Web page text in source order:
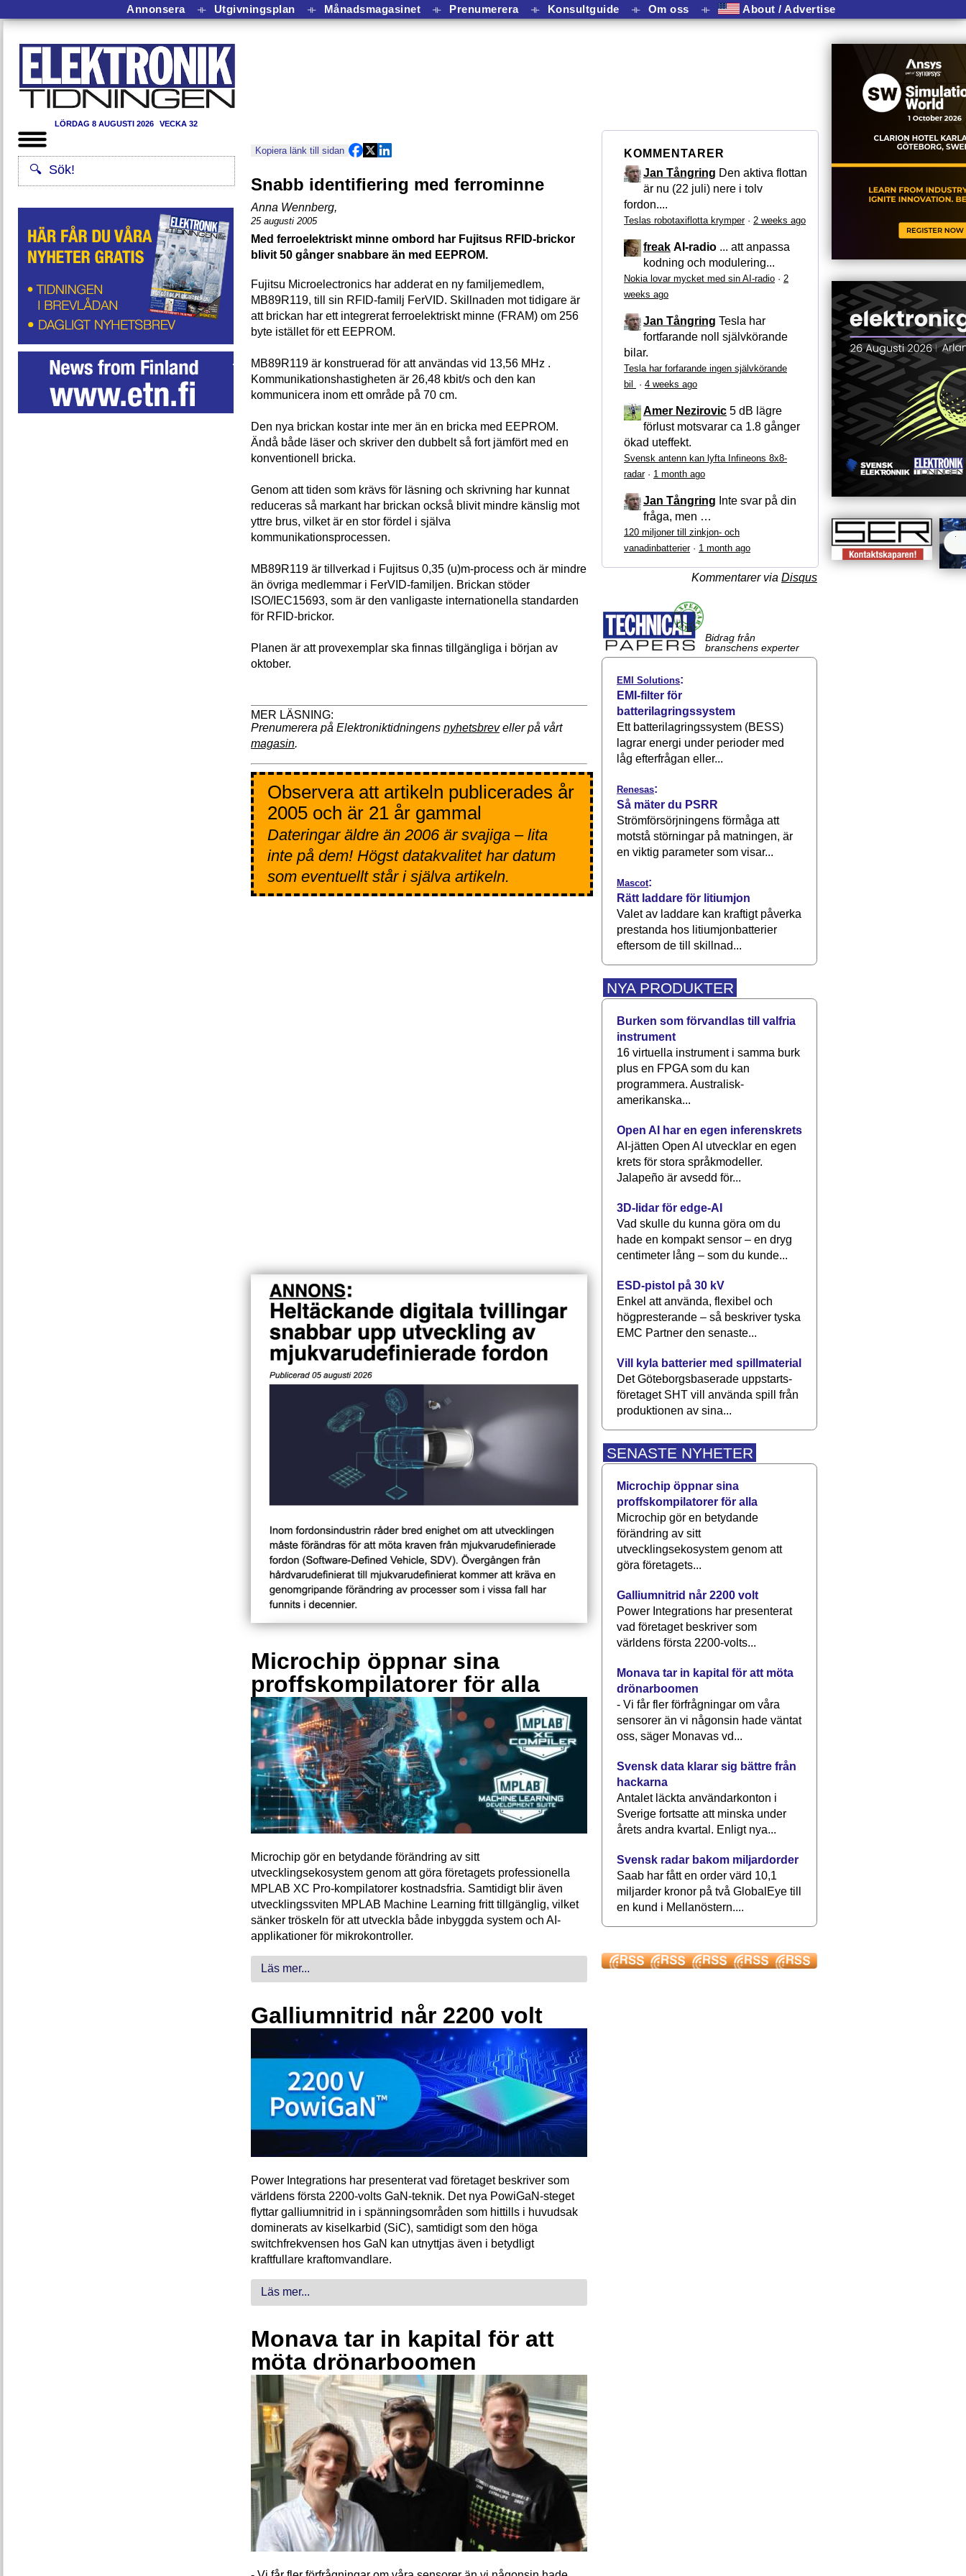
Annonsera ⟛ Utgivningsplan ⟛ Månadsmagasinet ⟛ Prenumerera ⟛ Konsultguide ⟛ Om oss ⟛ About / Advertise
LÖRDAG 8 AUGUSTI 2026 VECKA 32
Kopiera länk till sidan
Snabb identifiering med ferrominne
Anna Wennberg,
25 augusti 2005
Med ferroelektriskt minne ombord har Fujitsus RFID-brickor
blivit 50 gånger snabbare än med EEPROM.
Fujitsu Microelectronics har adderat en ny familjemedlem,
MB89R119, till sin RFID-familj FerVID. Skillnaden mot tidigare är
att brickan har ett integrerat ferroelektriskt minne (FRAM) om 256
byte istället för ett EEPROM.
MB89R119 är konstruerad för att användas vid 13,56 MHz .
Kommunikationshastigheten är 26,48 kbit/s och den kan
kommunicera inom ett område på 70 cm.
Den nya brickan kostar inte mer än en bricka med EEPROM.
Ändå både läser och skriver den dubbelt så fort jämfört med en
konventionell bricka.
Genom att tiden som krävs för läsning och skrivning har kunnat
reduceras så markant har brickan också blivit mindre känslig mot
yttre brus, vilket är en stor fördel i själva
kommunikationsprocessen.
MB89R119 är tillverkad i Fujitsus 0,35 (u)m-process och är mindre
än övriga medlemmar i FerVID-familjen. Brickan stöder
ISO/IEC15693, som är den vanligaste internationella standarden
för RFID-brickor.
Planen är att provexemplar ska finnas tillgängliga i början av
oktober.
Prenumerera på Elektroniktidningens nyhetsbreveller på vårt
magasin.
Observera att artikeln publicerades år
2005 och är 21 år gammal
Dateringar äldre än 2006 är svajiga – lita
inte på dem! Högst datakvalitet har datum
som eventuellt står i själva artikeln.
Microchip öppnar sina
proffskompilatorer för alla
Microchip gör en betydande förändring av sitt
utvecklingsekosystem genom att göra företagets professionella
MPLAB XC Pro-kompilatorer kostnadsfria. Samtidigt blir även
utvecklingssviten MPLAB Machine Learning fritt tillgänglig, vilket
sänker tröskeln för att utveckla både inbyggda system och AI-
applikationer för mikrokontroller.
Läs mer...
Galliumnitrid når 2200 volt
Power Integrations har presenterat vad företaget beskriver som
världens första 2200-volts GaN-teknik. Det nya PowiGaN-steget
flyttar galliumnitrid in i spänningsområden som hittills i huvudsak
dominerats av kiselkarbid (SiC), samtidigt som den höga
switchfrekvensen hos GaN kan utnyttjas även i betydligt
kraftfullare kraftomvandlare.
Läs mer...
Monava tar in kapital för att
möta drönarboomen
KOMMENTARER
Jan Tångring Den aktiva flottan
är nu (22 juli) nere i tolv
fordon....
Teslas robotaxiflotta krymper· 2 weeks ago
freak AI-radio ... att anpassa
kodning och modulering...
Nokia lovar mycket med sin AI-radio · 2
weeks ago
Jan Tångring Tesla har
fortfarande noll självkörande
bilar.
Tesla har forfarande ingen självkörande
bil
· 4 weeks ago
Amer Nezirovic 5 dB lägre
förlust motsvarar ca 1.8 gånger
ökad uteffekt.
Svensk antenn kan lyfta Infineons 8x8-
radar· 1 month ago
Jan Tångring Inte svar på din
fråga, men …
120 miljoner till zinkjon- och
vanadinbatterier· 1 month ago
Kommentarer via Disqus
Bidrag från
branschens experter
EMI Solutions:
EMI-filter för
batterilagringssystem
Ett batterilagringssystem (BESS)
lagrar energi under perioder med
låg efterfrågan eller...
Renesas:
Så mäter du PSRR
Strömförsörjningens förmåga att
motstå störningar på matningen, är
en viktig parameter som visar...
Mascot:
Rätt laddare för litiumjon
Valet av laddare kan kraftigt påverka
prestanda hos litiumjonbatterier
eftersom de till skillnad...
NYA PRODUKTER
Burken som förvandlas till valfria
instrument
16 virtuella instrument i samma burk
plus en FPGA som du kan
programmera. Australisk-
amerikanska...
Open AI har en egen inferenskrets
AI-jätten Open AI utvecklar en egen
krets för stora språkmodeller.
Jalapeño är avsedd för...
3D-lidar för edge-AI
Vad skulle du kunna göra om du
hade en kompakt sensor – en dryg
centimeter lång – som du kunde...
ESD-pistol på 30 kV
Enkel att använda, flexibel och
högpresterande – så beskriver tyska
EMC Partner den senaste...
Vill kyla batterier med spillmaterial
Det Göteborgsbaserade upp­starts­
företaget SHT vill använda spill från
produktionen av sina...
SENASTE NYHETER
Microchip öppnar sina
proffskompilatorer för alla
Microchip gör en betydande
förändring av sitt
utvecklingsekosystem genom att
göra företagets...
Galliumnitrid når 2200 volt
Power Integrations har presenterat
vad företaget beskriver som
världens första 2200-volts...
Monava tar in kapital för att möta
drönarboomen
- Vi får fler förfrågningar om våra
sensorer än vi någonsin hade väntat
oss, säger Monavas vd...
Svensk data klarar sig bättre från
hackarna
Antalet läckta användarkonton i
Sverige fortsatte att minska under
årets andra kvartal. Enligt nya...
Svensk radar bakom miljardorder
Saab har fått en order värd 10,1
miljarder kronor på två GlobalEye till
en kund i Mellanöstern....